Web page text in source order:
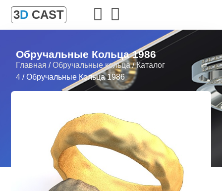
3D CAST
Обручальные Кольца 1986
Главная /Обручальные кольца/Каталог
4 / Обручальные Кольца 1986